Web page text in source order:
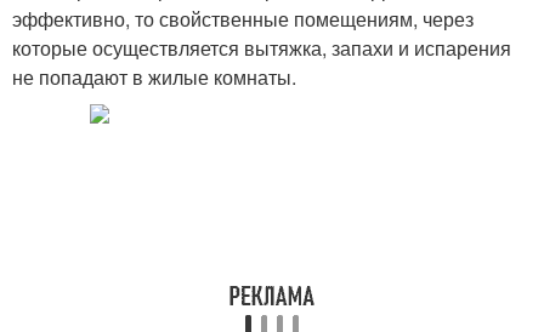
эффективно, то свойственные помещениям, через
которые осуществляется вытяжка, запахи и испарения
не попадают в жилые комнаты.